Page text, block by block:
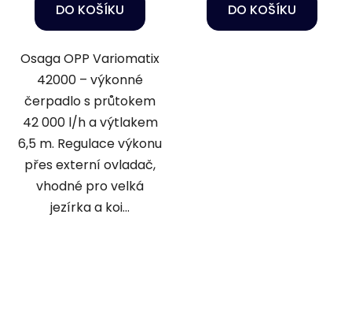
DO KOŠÍKU
Osaga OPP Variomatix
42000 – výkonné
čerpadlo s průtokem
42 000 l/h a výtlakem
6,5 m. Regulace výkonu
přes externí ovladač,
vhodné pro velká
jezírka a koi...
DO KOŠÍKU